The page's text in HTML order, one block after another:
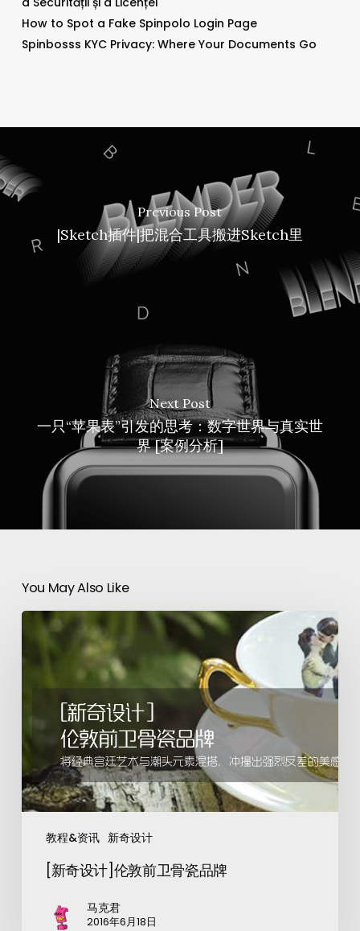
How to Spot a Fake Spinpolo Login Page
Spinbosss KYC Privacy: Where Your Documents Go
Previous Post
|Sketch插件|把混合工具搬进Sketch里
Next Post
一只“苹果表”引发的思考：数字世界与真实世
界 [案例分析]
You May Also Like
教程&资讯 新奇设计
[新奇设计]伦敦前卫骨瓷品牌
马克君
2016年6月18日